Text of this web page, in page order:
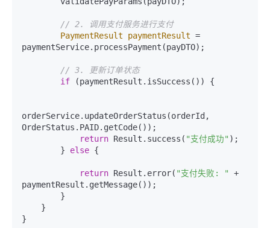
// 2. 调用支付服务进行支付
PaymentResult
paymentResult =
paymentService.processPayment(payDTO);
// 3. 更新订单状态
if (paymentResult.isSuccess()) {
orderService.updateOrderStatus(orderId,
OrderStatus.PAID.getCode());
return Result.success( "支付成功" );
        }
else {
return Result.error( "支付失败: "
+
paymentResult.getMessage());